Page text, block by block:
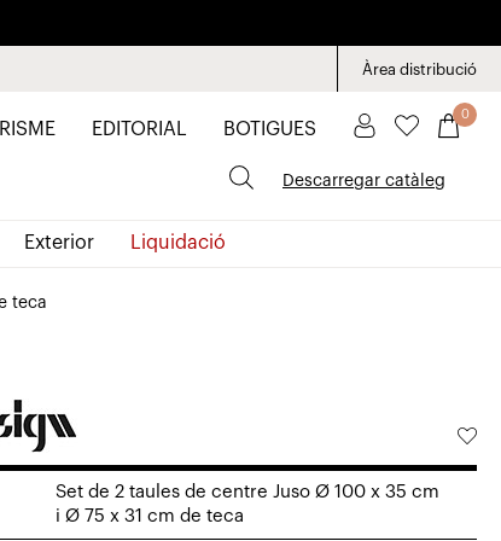
Àrea distribució
EDITORIAL BOTIGUES
0
Descarregar catàleg
Exterior Liquidació
teca
Set de 2 taules de centre Juso Ø 100 x 35 cm
i Ø 75 x 31 cm de teca